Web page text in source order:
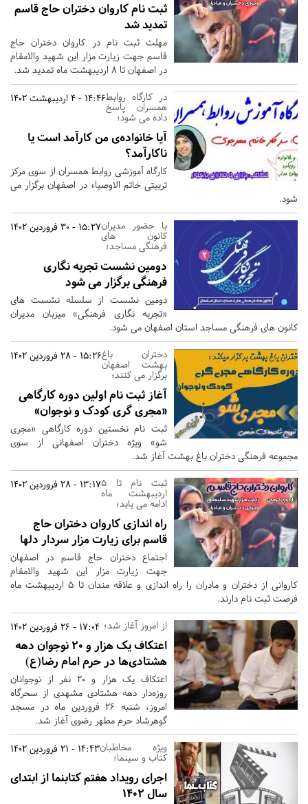
ثبت نام کاروان دختران حاج قاسم
تمدید شد
مهلت ثبت نام در کاروان دختران حاج
قاسم جهت زیارت مزار این شهید والامقام
در اصفهان تا 8 اردیبهشت ماه تمدید شد.
14:46 - 4 اردیبهشت 1402در کارگاه روابط
همسران پاسخ
داده می شود؛
آیا خانواده‌ی من کارآمد است یا
ناکارآمد؟
کارگاه آموزشی روابط همسران از سوی مرکز
تربیتی خاتم الاوصیاء در اصفهان برگزار می
شود.
15:27 - 30 فروردین 1402با حضور مدیران
کانون های
فرهنگی مساجد؛
دومین نشست تجربه نگاری
فرهنگی برگزار می شود
دومین نشست از سلسله نشست های
«تجربه نگاری فرهنگی» میزبان مدیران
کانون های فرهنگی مساجد استان اصفهان می شود.
15:26 - 28 فروردین 1402دختران باغ
بهشت اصفهان
برگزار می کنند؛
آغاز ثبت نام اولین دوره کارگاهی
«مجری گری کودک و نوجوان»
ثبت نام نخستین دوره کارگاهی «مجری
شو» ویژه دختران اصفهانی از سوی
مجموعه فرهنگی دختران باغ بهشت آغاز شد.
13:17 - 28 فروردین 1402ثبت نام تا 5
اردیبهشت ماه
ادامه می یابد؛
راه اندازی کاروان دختران حاج
قاسم برای زیارت مزار سردار دلها
اجتماع دختران حاج قاسم در اصفهان
جهت زیارت مزار این شهید والامقام
کاروانی از دختران و مادران را راه اندازی و علاقه مندان تا 5 اردیبهشت ماه
فرصت ثبت نام دارند.
17:04 - 26 فروردین 1402 از امروز آغاز شد؛
اعتکاف یک هزار و ۲۰ نوجوان دهه
هشتادی‌ها در حرم امام رضا(ع)
اعتکاف یک هزار و ۲۰ نفر از نوجوانان
روزه‌دار دهه هشتادی مشهدی از سحرگاه
امروز، شنبه 26 فروردین ماه در مسجد
گوهرشاد حرم مطهر رضوی آغاز شد.
14:43 - 21 فروردین 1402ویژه مخاطبان
کتاب و سینما؛
اجرای رویداد هفتم کتابنما از ابتدای
سال ۱۴۰۲